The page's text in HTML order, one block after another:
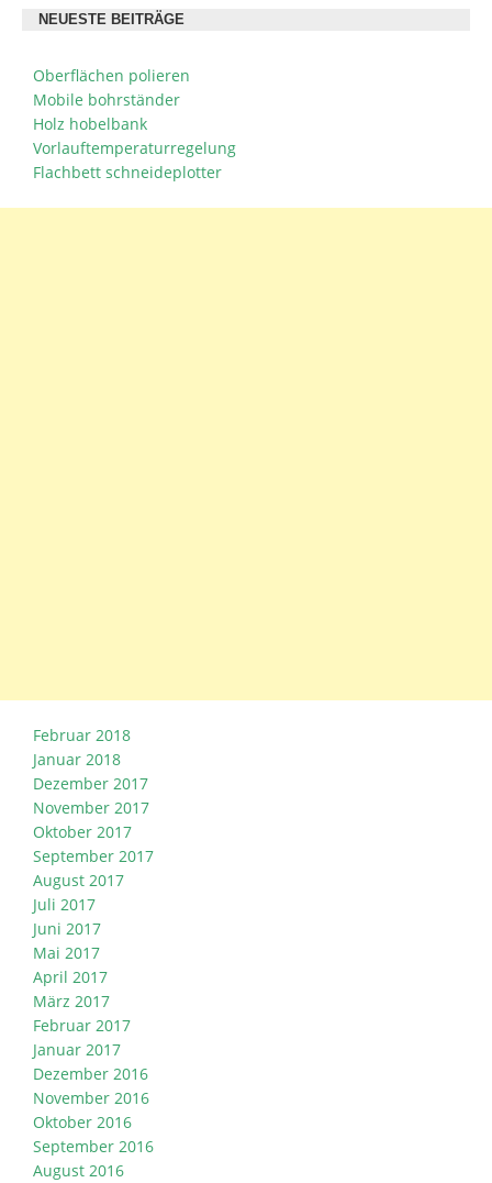
NEUESTE BEITRÄGE
Oberflächen polieren
Mobile bohrständer
Holz hobelbank
Vorlauftemperaturregelung
Flachbett schneideplotter
Februar 2018
Januar 2018
Dezember 2017
November 2017
Oktober 2017
September 2017
August 2017
Juli 2017
Juni 2017
Mai 2017
April 2017
März 2017
Februar 2017
Januar 2017
Dezember 2016
November 2016
Oktober 2016
September 2016
August 2016